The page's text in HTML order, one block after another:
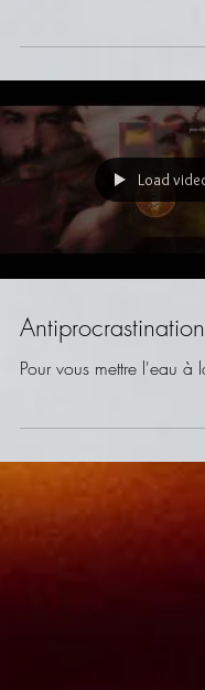
Load
Pour vous mettre l'eau à